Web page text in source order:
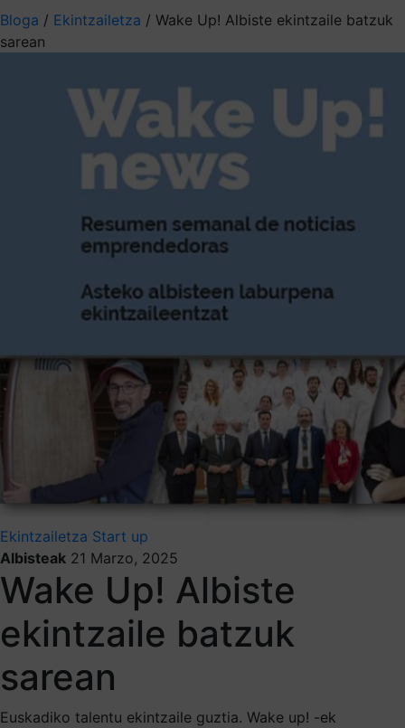
Bloga / Ekintzailetza / Wake Up! Albiste ekintzaile batzuk
sarean
Ekintzailetza Start up
Albisteak 21 Marzo, 2025
Wake Up! Albiste
ekintzaile batzuk
sarean
Euskadiko talentu ekintzaile guztia. Wake up! -ek